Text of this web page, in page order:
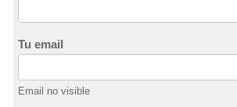
Tu email
Email no visible